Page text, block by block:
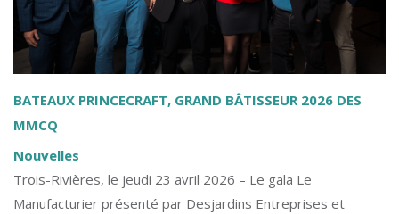
BATEAUX PRINCECRAFT, GRAND BÂTISSEUR 2026 DES
MMCQ
Nouvelles
Trois-Rivières, le jeudi 23 avril 2026 – Le gala Le
Manufacturier présenté par Desjardins Entreprises et